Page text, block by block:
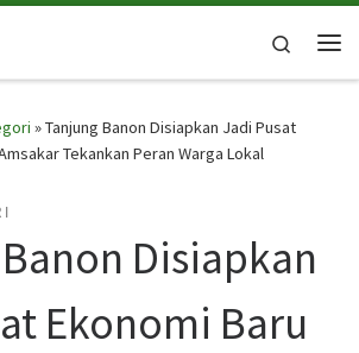
Search
»Tanjung Banon Disiapkan Jadi Pusat
Tekankan Peran Warga Lokal
Disiapkan
Ekonomi Baru